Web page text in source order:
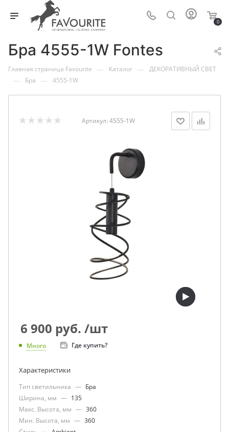
0
Бра 4555-1W Fontes
Главная страница Favourite — Каталог — ДЕКОРАТИВНЫЙ СВЕТ
— Бра — 4555-1W
Артикул: 4555-1W
6 900 руб. /шт
Много Где купить?
Характеристики
Тип светильника — Бра
Ширина, мм — 135
Макс. Высота, мм — 360
Мин. Высота, мм — 360